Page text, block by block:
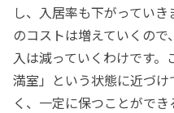
し、入居率も下がってい
のコストは増えていくの
入は減っていくわけです
満室」という状態に近づ
く、一定に保つことがで